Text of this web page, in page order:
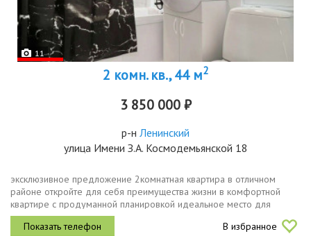
11
2 комн. кв., 44 м2
3 850 000 ₽
р-н Ленинский
улица Имени З.А. Космодемьянской 18
эксклюзивное предложение 2комнатная квартира в отличном
районе откройте для себя преимущества жизни в комфортной
квартире с продуманной планировкой идеальное место для
вашей семьи основные характеристики адрес ул. зои
космодемьянской, д.18. этаж 5...
В избранное